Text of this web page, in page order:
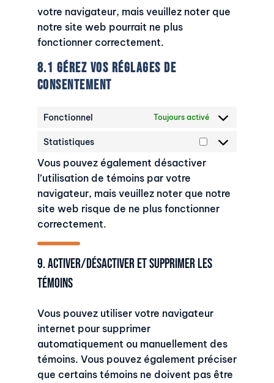
votre navigateur, mais veuillez noter que
notre site web pourrait ne plus
fonctionner correctement.
8.1 Gérez vos réglages de
consentement
Fonctionnel Toujours activé
Statistiques
Statistiques
Vous pouvez également désactiver
l’utilisation de témoins par votre
navigateur, mais veuillez noter que notre
site web risque de ne plus fonctionner
correctement.
9. Activer/désactiver et supprimer les
témoins
Vous pouvez utiliser votre navigateur
internet pour supprimer
automatiquement ou manuellement des
témoins. Vous pouvez également préciser
que certains témoins ne doivent pas être